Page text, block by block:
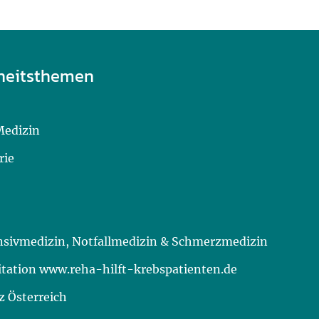
Notfallmedizin & Schmerzmedizin
www.reha-hilft-krebspatienten.de
Österreich